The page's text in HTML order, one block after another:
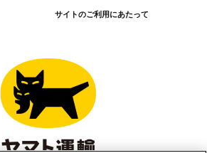
サイトのご利用にあたって